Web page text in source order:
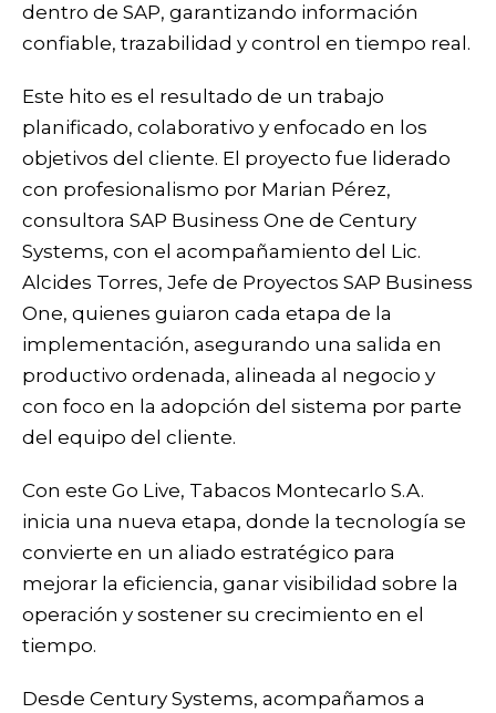
dentro de SAP, garantizando información
confiable, trazabilidad y control en tiempo real.
Este hito es el resultado de un trabajo
planificado, colaborativo y enfocado en los
objetivos del cliente. El proyecto fue liderado
con profesionalismo por Marian Pérez,
consultora SAP Business One de Century
Systems, con el acompañamiento del Lic.
Alcides Torres, Jefe de Proyectos SAP Business
One, quienes guiaron cada etapa de la
implementación, asegurando una salida en
productivo ordenada, alineada al negocio y
con foco en la adopción del sistema por parte
del equipo del cliente.
Con este Go Live, Tabacos Montecarlo S.A.
inicia una nueva etapa, donde la tecnología se
convierte en un aliado estratégico para
mejorar la eficiencia, ganar visibilidad sobre la
operación y sostener su crecimiento en el
tiempo.
Desde Century Systems, acompañamos a